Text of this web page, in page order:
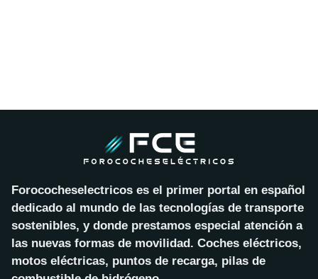
Forococheselectricos es el primer portal en español
dedicado al mundo de las tecnologías de transporte
sostenibles, y donde prestamos especial atención a
las nuevas formas de movilidad. Coches eléctricos,
motos eléctricas, puntos de recarga, pilas de